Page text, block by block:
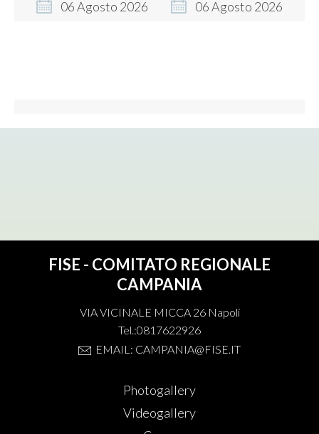
06Agosto 2026 06 Agosto 2026
FISE - COMITATO REGIONALE
CAMPANIA
VIA VICINALE MICCA 26 Napoli
Tel.:0817622926
EMAIL: CAMPANIA@FISE.IT
Photogallery
Videogallery